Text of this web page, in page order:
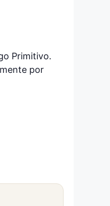
Primitivo.
por